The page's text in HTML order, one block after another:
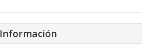
Información